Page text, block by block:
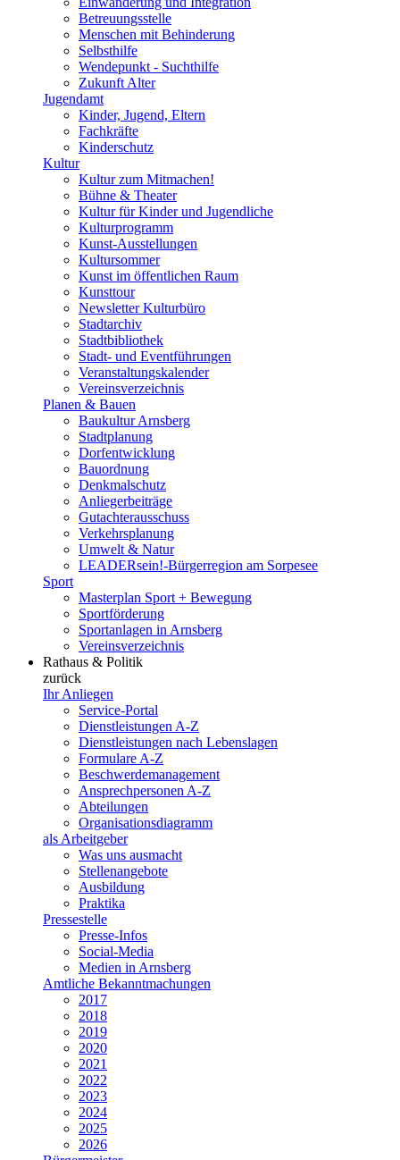
Betreuungsstelle
Menschen mit Behinderung
Selbsthilfe
Wendepunkt - Suchthilfe
Zukunft Alter
Jugendamt
Kinder, Jugend, Eltern
Fachkräfte
Kinderschutz
Kultur
Kultur zum Mitmachen!
Bühne & Theater
Kultur für Kinder und Jugendliche
Kulturprogramm
Kunst-Ausstellungen
Kultursommer
Kunst im öffentlichen Raum
Kunsttour
Newsletter Kulturbüro
Stadtarchiv
Stadtbibliothek
Stadt- und Eventführungen
Veranstaltungskalender
Vereinsverzeichnis
Planen & Bauen
Baukultur Arnsberg
Stadtplanung
Dorfentwicklung
Bauordnung
Denkmalschutz
Anliegerbeiträge
Gutachterausschuss
Verkehrsplanung
Umwelt & Natur
LEADERsein!-Bürgerregion am Sorpesee
Sport
Masterplan Sport + Bewegung
Sportförderung
Sportanlagen in Arnsberg
Vereinsverzeichnis
Rathaus & Politik
zurück
Ihr Anliegen
Service-Portal
Dienstleistungen A-Z
Dienstleistungen nach Lebenslagen
Formulare A-Z
Beschwerdemanagement
Ansprechpersonen A-Z
Abteilungen
Organisationsdiagramm
als Arbeitgeber
Was uns ausmacht
Stellenangebote
Ausbildung
Praktika
Pressestelle
Presse-Infos
Social-Media
Medien in Arnsberg
Amtliche Bekanntmachungen
2017
2018
2019
2020
2021
2022
2023
2024
2025
2026